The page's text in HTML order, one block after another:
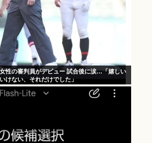
女性の審判員がデビュー 試合後に涙…「嬉しい
けない、それだけでした」